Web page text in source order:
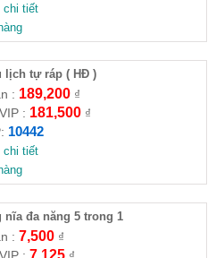
tiết
lịch tự ráp ( HĐ )
: 189,200₫
: 181,500₫
10442
tiết
nĩa đa năng 5 trong 1
: 7,500₫
: 7,125₫